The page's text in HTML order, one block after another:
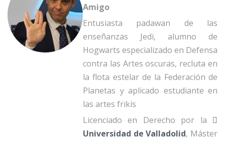
Amigo
Entusiasta padawan de las
enseñanzas Jedi, alumno de
Hogwarts especializado en Defensa
contra las Artes oscuras, recluta en
la flota estelar de la Federación de
Planetas y aplicado estudiante en
las artes frikis
Licenciado en Derecho por la
Universidad de Valladolid, Máster